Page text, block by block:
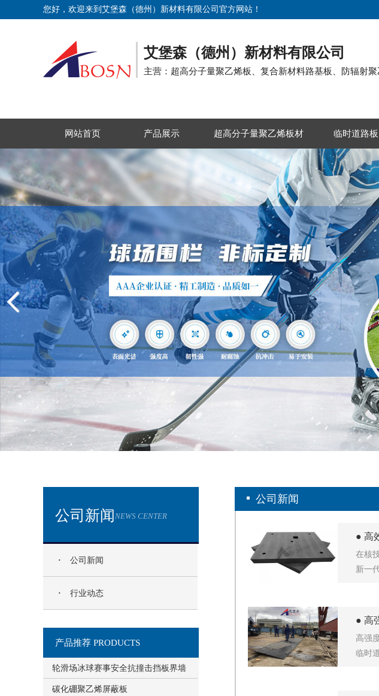
您好，欢迎来到艾堡森（德州）新材料有限公司官方网站！
艾堡森（德州）新材料有限公司
主营：超高分子量聚乙烯板、复合新材料路基板、防辐射聚
网站首页 产品展示 超高分子量聚乙烯板材 临时道路板
公司新闻 NEWS CENTER
· 公司新闻
· 行业动态
产品推荐 PRODUCTS
轮滑场冰球赛事安全抗撞击挡板界墙
碳化硼聚乙烯屏蔽板
公司新闻
● 高
在核
新一
● 高
高强
临时